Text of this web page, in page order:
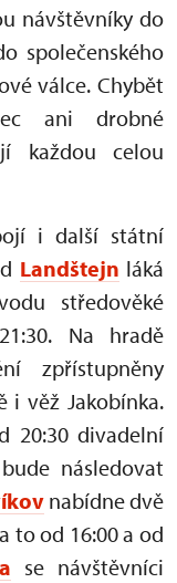
návštěvníky do
společenského
válce. Chybět
ani drobné
každou celou
i další státní
Landštejn láká
středověké
Na hradě
zpřístupněny
i věž Jakobínka.
20:30 divadelní
následovat
nabídne dvě
to od 16:00 a od
se návštěvníci